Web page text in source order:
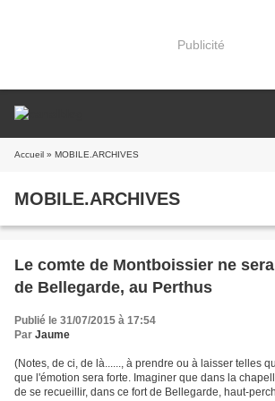
Publicité
Accueil » MOBILE.ARCHIVES
MOBILE.ARCHIVES
Le comte de Montboissier ne
de Bellegarde, au Perthus
Publié le 31/07/2015 à 17:54
Par Jaume
(Notes, de ci, de là......, à prendre ou à laisser telles
que l'émotion sera forte. Imaginer que dans la
de se recueillir, dans ce fort de Bellegarde, haut-